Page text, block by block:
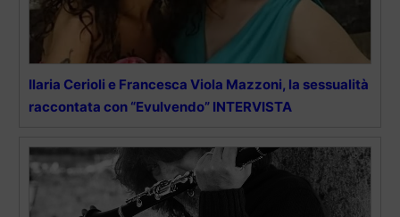
Ilaria Cerioli e Francesca Viola Mazzoni, la sessualità
raccontata con “Evulvendo” INTERVISTA